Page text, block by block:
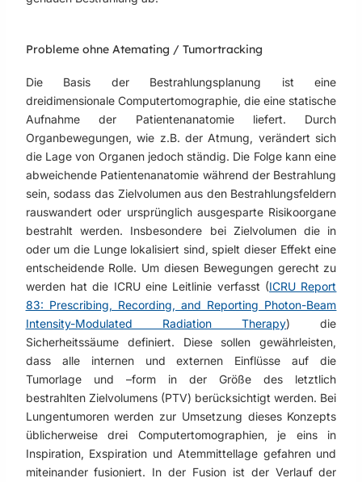
Probleme ohne Atemating / Tumortracking
Die Basis der Bestrahlungsplanung ist eine
dreidimensionale Computertomographie, die eine statische
Aufnahme der Patientenanatomie liefert. Durch
Organbewegungen, wie z.B. der Atmung, verändert sich
die Lage von Organen jedoch ständig. Die Folge kann eine
abweichende Patientenanatomie während der Bestrahlung
sein, sodass das Zielvolumen aus den Bestrahlungsfeldern
rauswandert oder ursprünglich ausgesparte Risikoorgane
bestrahlt werden. Insbesondere bei Zielvolumen die in
oder um die Lunge lokalisiert sind, spielt dieser Effekt eine
entscheidende Rolle. Um diesen Bewegungen gerecht zu
werden hat die ICRU eine Leitlinie verfasst (ICRU Report
83: Prescribing, Recording, and Reporting Photon-Beam
Intensity-Modulated Radiation Therapy) die
Sicherheitssäume definiert. Diese sollen gewährleisten,
dass alle internen und externen Einflüsse auf die
Tumorlage und –form in der Größe des letztlich
bestrahlten Zielvolumens (PTV) berücksichtigt werden. Bei
Lungentumoren werden zur Umsetzung dieses Konzepts
üblicherweise drei Computertomographien, je eins in
Inspiration, Exspiration und Atemmittellage gefahren und
miteinander fusioniert. In der Fusion ist der Verlauf der